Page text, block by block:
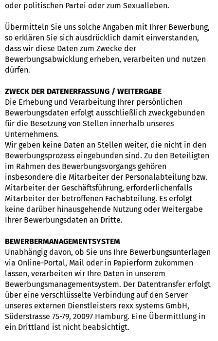
oder politischen Partei oder zum Sexualleben.
Übermitteln Sie uns solche Angaben mit Ihrer Bewerbung,
so erklären Sie sich ausdrücklich damit einverstanden,
dass wir diese Daten zum Zwecke der
Bewerbungsabwicklung erheben, verarbeiten und nutzen
dürfen.
ZWECK DER DATENERFASSUNG / WEITERGABE
Die Erhebung und Verarbeitung Ihrer persönlichen
Bewerbungsdaten erfolgt ausschließlich zweckgebunden
für die Besetzung von Stellen innerhalb unseres
Unternehmens.
Wir geben keine Daten an Stellen weiter, die nicht in den
Bewerbungsprozess eingebunden sind. Zu den Beteiligten
im Rahmen des Bewerbungsvorgangs gehören
insbesondere die Mitarbeiter der Personalabteilung bzw.
Mitarbeiter der Geschäftsführung, erforderlichenfalls
Mitarbeiter der betroffenen Fachabteilung. Es erfolgt
keine darüber hinausgehende Nutzung oder Weitergabe
Ihrer Bewerbungsdaten an Dritte.
BEWERBERMANAGEMENTSYSTEM
Unabhängig davon, ob Sie uns Ihre Bewerbungsunterlagen
via Online-Portal, Mail oder in Papierform zukommen
lassen, verarbeiten wir Ihre Daten in unserem
Bewerbungsmanagementsystem. Der Datentransfer erfolgt
über eine verschlüsselte Verbindung auf den Server
unseres externen Dienstleisters rexx systems GmbH,
Süderstrasse 75-79, 20097 Hamburg. Eine Übermittlung in
ein Drittland ist nicht beabsichtigt.